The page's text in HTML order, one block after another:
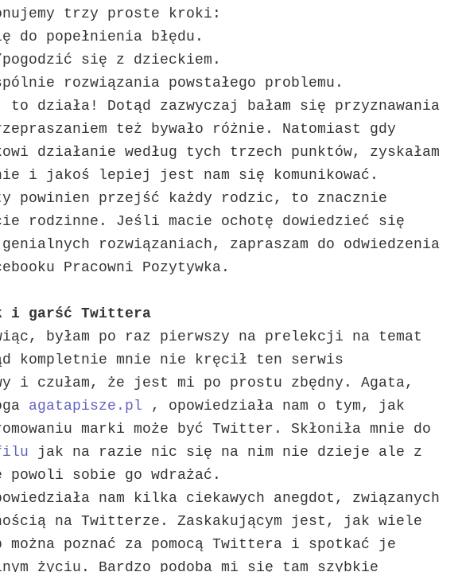
trzy proste kroki:
do popełnienia błędu.
się z dzieckiem.
rozwiązania powstałego problemu.
działa! Dotąd zazwyczaj bałam się przyznawania
też bywało różnie. Natomiast gdy
działanie według tych trzech punktów, zyskałam
i jakoś lepiej jest nam się komunikować.
powinien przejść każdy rodzic, to znacznie
rodzinne. Jeśli macie ochotę dowiedzieć się
rozwiązaniach, zapraszam do odwiedzenia
Pracowni Pozytywka.
i garść Twittera
byłam po raz pierwszy na prelekcji na temat
kompletnie mnie nie kręcił ten serwis
i czułam, że jest mi po prostu zbędny. Agata,
agatapisze.pl , opowiedziała nam o tym, jak
marki może być Twitter. Skłoniła mnie do
jak na razie nic się na nim nie dzieje ale z
powoli sobie go wdrażać.
nam kilka ciekawych anegdot, związanych
na Twitterze. Zaskakującym jest, jak wiele
można poznać za pomocą Twittera i spotkać je
życiu. Bardzo podoba mi się tam szybkie